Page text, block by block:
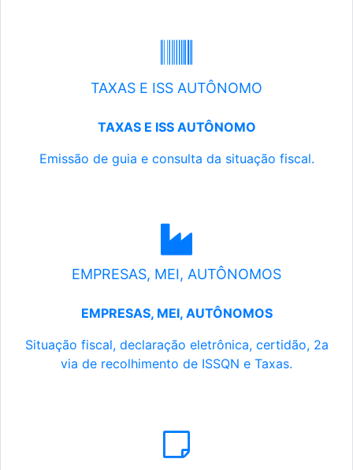
TAXAS E ISS AUTÔNOMO
TAXAS E ISS AUTÔNOMO
Emissão de guia e consulta da situação fiscal.
EMPRESAS, MEI, AUTÔNOMOS
EMPRESAS, MEI, AUTÔNOMOS
Situação fiscal, declaração eletrônica, certidão, 2a
via de recolhimento de ISSQN e Taxas.